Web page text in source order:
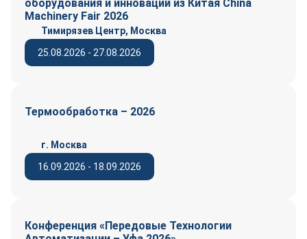
оборудования и инноваций из Китая China
Machinery Fair 2026
25.08.2026 - 27.08.2026
Тимирязев Центр, Москва
Термообработка – 2026
16.09.2026 - 18.09.2026
г. Москва
Конференция «Передовые Технологии